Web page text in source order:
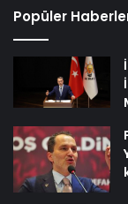
Popüler